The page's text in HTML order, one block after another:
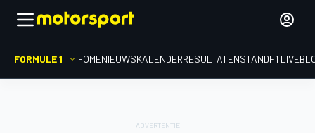
FORMULE 1 HOMENIEUWSKALENDERRESULTATENSTANDF1